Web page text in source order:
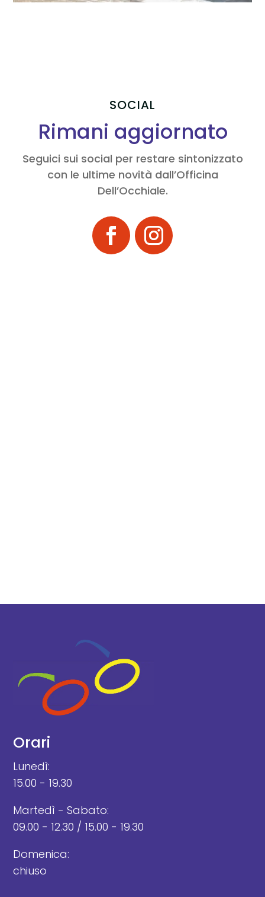
SOCIAL
Rimani aggiornato
Seguici sui social per restare sintonizzato
con le ultime novità dall’Officina
Dell’Occhiale.
Orari
Lunedì:
15.00 - 19.30
Martedì - Sabato:
09.00 - 12.30 / 15.00 - 19.30
Domenica:
chiuso